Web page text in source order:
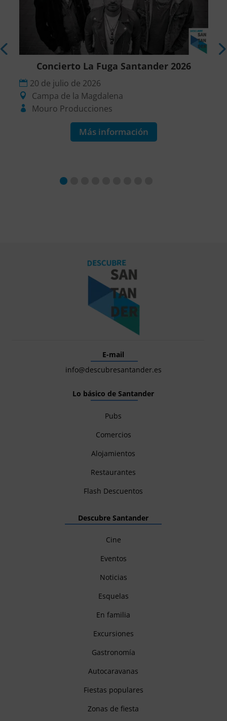
Concierto La Fuga Santander 2026
20 de julio de 2026
Campa de la Magdalena
Mouro Producciones
Más información
E-mail
info@descubresantander.es
Lo básico de Santander
Pubs
Comercios
Alojamientos
Restaurantes
Flash Descuentos
Descubre Santander
Cine
Eventos
Noticias
Esquelas
En familia
Excursiones
Gastronomía
Autocaravanas
Fiestas populares
Zonas de fiesta